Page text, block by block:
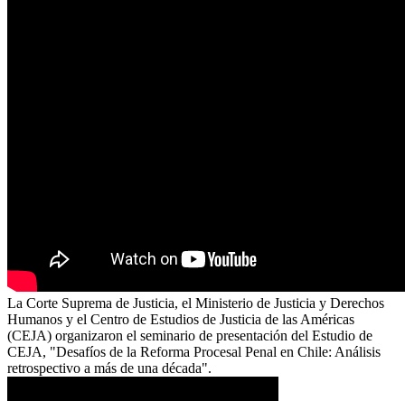
La Corte Suprema de Justicia, el Ministerio de Justicia y Derechos
Humanos y el Centro de Estudios de Justicia de las Américas
(CEJA) organizaron el seminario de presentación del Estudio de
CEJA, "Desafíos de la Reforma Procesal Penal en Chile: Análisis
retrospectivo a más de una década".